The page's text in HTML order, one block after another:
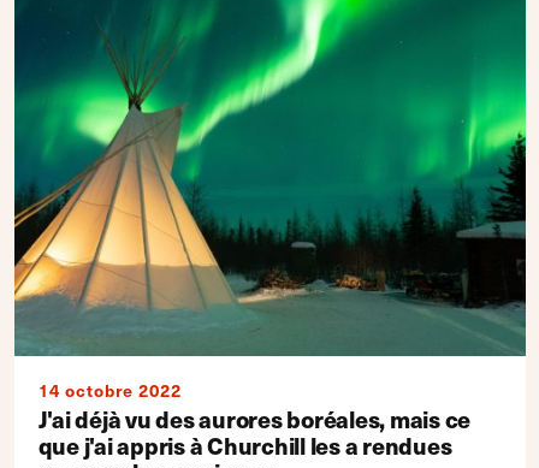
14 octobre 2022
J'ai déjà vu des aurores boréales, mais ce
que j'ai appris à Churchill les a rendues